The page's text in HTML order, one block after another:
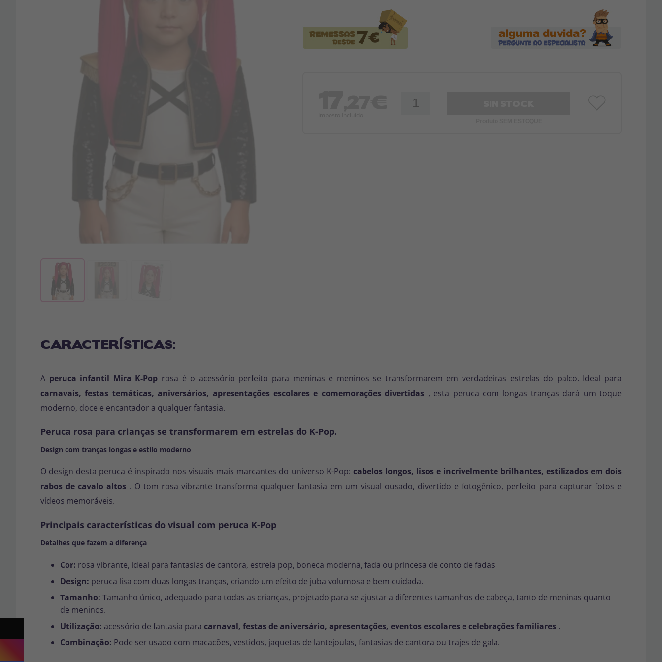
CARACTERÍSTICAS:
A peruca infantil Mira K-Pop rosa é o acessório perfeito para meninas e meninos se transformarem em verdadeiras estrelas do palco. Ideal para
carnavais, festas temáticas, aniversários, apresentações escolares e comemorações divertidas , esta peruca com longas tranças dará um toque
moderno, doce e encantador a qualquer fantasia.
Peruca rosa para crianças se transformarem em estrelas do K-Pop.
Design com tranças longas e estilo moderno
O design desta peruca é inspirado nos visuais mais marcantes do universo K-Pop: cabelos longos, lisos e incrivelmente brilhantes, estilizados em dois
rabos de cavalo altos . O tom rosa vibrante transforma qualquer fantasia em um visual ousado, divertido e fotogênico, perfeito para capturar fotos e
vídeos memoráveis.
Principais características do visual com peruca K-Pop
Detalhes que fazem a diferença
Cor: rosa vibrante, ideal para fantasias de cantora, estrela pop, boneca moderna, fada ou princesa de conto de fadas.
Design: peruca lisa com duas longas tranças, criando um efeito de juba volumosa e bem cuidada.
Tamanho: Tamanho único, adequado para todas as crianças, projetado para se ajustar a diferentes tamanhos de cabeça, tanto de meninas quanto
de meninos.
Utilização: acessório de fantasia para carnaval, festas de aniversário, apresentações, eventos escolares e celebrações familiares .
Combinação: Pode ser usado com macacões, vestidos, jaquetas de lantejoulas, fantasias de cantora ou trajes de gala.